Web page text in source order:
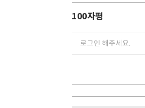
100자평